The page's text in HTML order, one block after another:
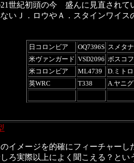
21世紀初頭の今 盛んに見直されて
いＪ．ロウやＡ．スタインワイ
日コロンビア OQ7396S スメタ
米ヴァンガード VSD2096 ボスコ
米コロンビア
ML4739
D.ミト
英WRC
T338 A.ヤニ
イメージを的確にフィーチャーし
ろ実際以上によく聞こえる？と